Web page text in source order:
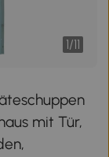
1/11
mit Tür,